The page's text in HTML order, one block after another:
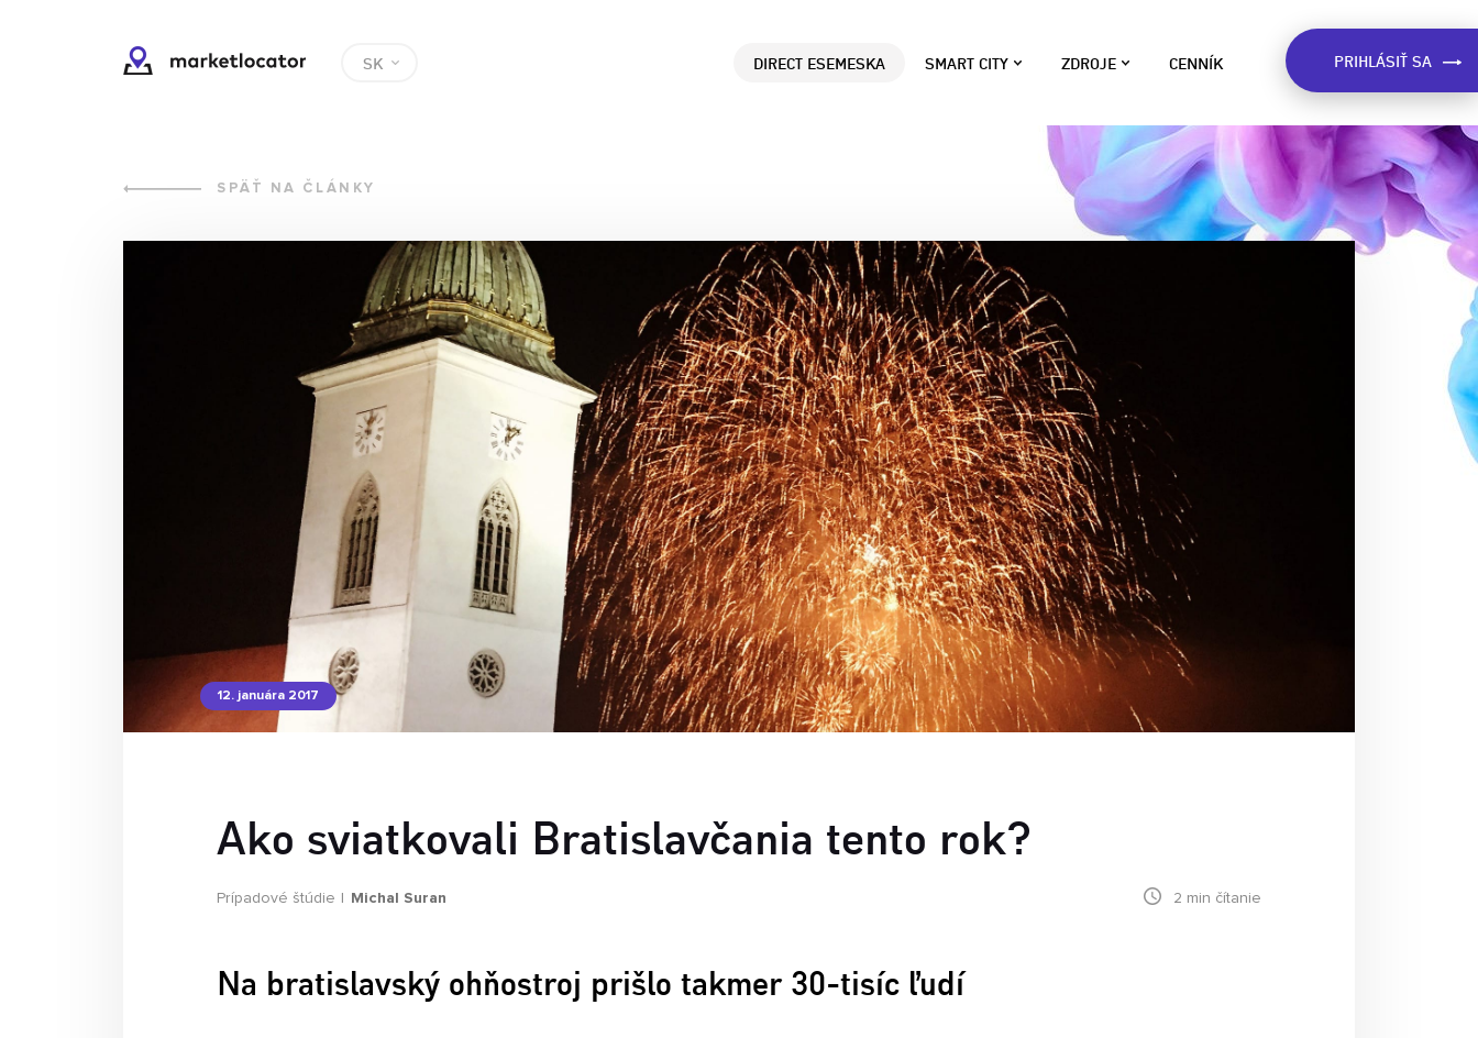
SK DIRECT ESEMESKA SMART CITY
GOVERNMENT
Využitie dát pre lepšie fungovanie
mesta a lepšiu komunikáciu s
občanmi.
MARKET LOCATOR PRE MESTÁ A
OBCE
Príklady úspešneho použitia Market
Locatoru v samosprávach.
ZDROJE
Čo sme zistili o Slovákoch na
základe dát, inšpirácie pre kampane,
dôležité upozornenia a viac.
PRÍPADOVÉ ŠTÚDIE
Reálne príklady použitia Market
Locatora. Dozviete sa ako
postupujú firmy pri esemeskovej
reklame.
MARKET LOCATOR WIKI
Návod na použitie Market Locatora
a užitočné rady pre vytvýranie
kampaní.
ČASTÉ OTÁZKY
Ak máte s niečim problém môžete
začať tu. Na tieto otázky
odpovedáme najčastejšie.
CENNÍK PRIHLÁSIŤ SA
SPÄŤ NA ČLÁNKY
12. januára 2017
Ako sviatkovali Bratislavčania tento rok?
Prípadové štúdie Michal Suran 2 min čítanie
Na bratislavský ohňostroj prišlo takmer 30-tisíc ľudí